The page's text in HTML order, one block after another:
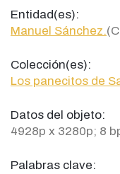
Entidad(es):
Manuel Sánchez.
Colección(es):
Los panecitos de
Datos del objeto:
4928p x 3280p; 8
Palabras clave: